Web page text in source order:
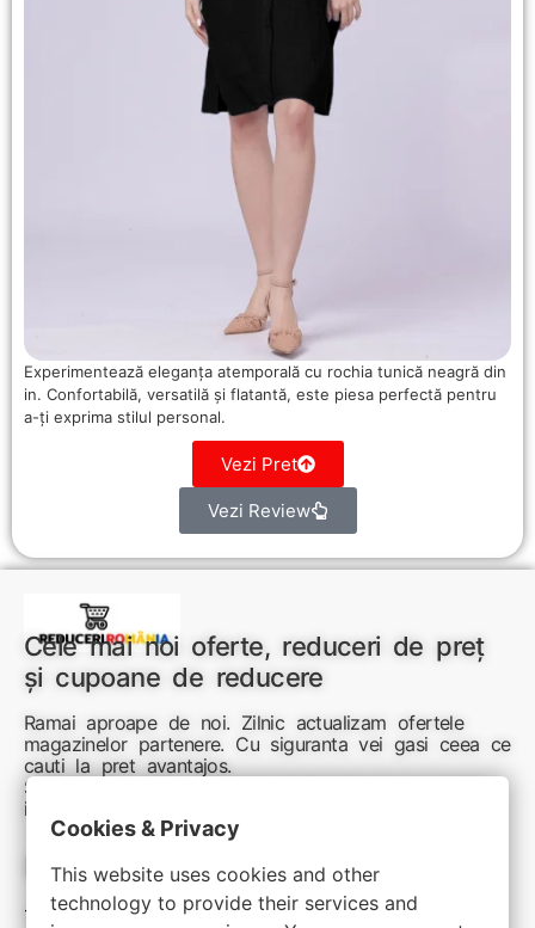
Experimentează eleganța atemporală cu rochia tunică neagră din
in. Confortabilă, versatilă și flatantă, este piesa perfectă pentru
a-ți exprima stilul personal.
Vezi Pret
Vezi Review
Cele mai noi oferte, reduceri de preț
și cupoane de reducere
Ramai aproape de noi. Zilnic actualizam ofertele
magazinelor partenere. Cu siguranta vei gasi ceea ce
cauti la pret avantajos.
Sunteti aici pentru reduceri inteligente si cumpărături
inspirate
Link-uri utile:
Termeni si conditii
Cookies & Privacy
This website uses cookies and other
technology to provide their services and